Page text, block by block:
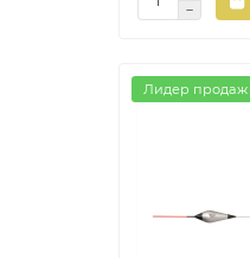
Лидер продаж